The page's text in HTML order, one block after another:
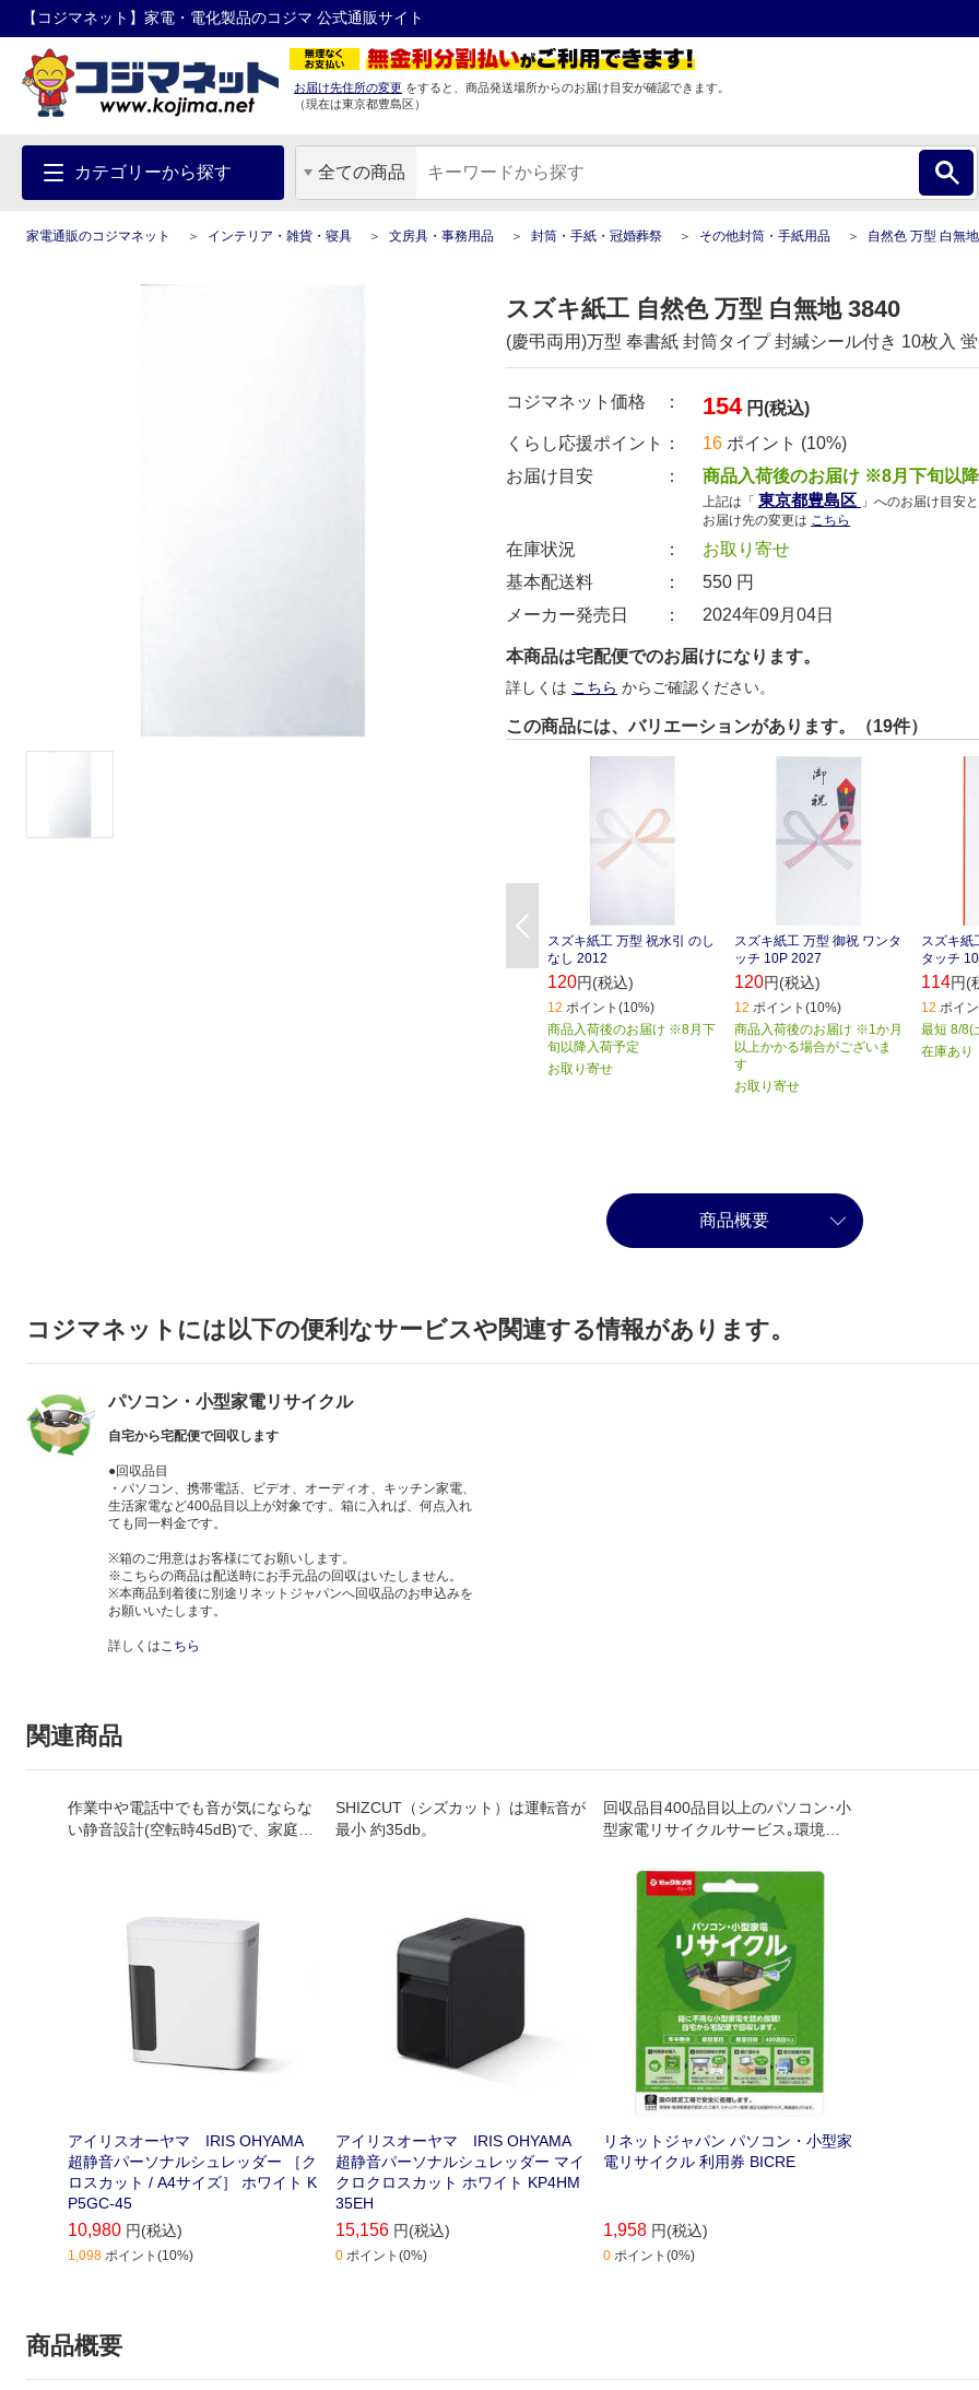
【コジマネット】家電・電化製品のコジマ 公式通販サイト
お届け先住所の変更 をすると、商品発送場所からのお届け目安が確認できます。
（現在は東京都豊島区）
カテゴリーから探す 全ての商品
家電通販のコジマネット インテリア・雑貨・寝具 文房具・事務用品 封筒・手紙・冠婚葬祭 その他封筒・手紙用品 自然色 万型 白無地
スズキ紙工 自然色 万型 白無地 3840
(慶弔両用)万型 奉書紙 封筒タイプ 封緘シール付き 10枚入
コジマネット価格 ： 154 円(税込)
くらし応援ポイント：
16 ポイント (10%)
お届け目安 ：
商品入荷後のお届け ※8月下旬以
上記は「 東京都豊島区 」へのお届け目安
お届け先の変更は こちら
在庫状況 ：
お取り寄せ
基本配送料 ：
550 円
メーカー発売日 ：
2024年09月04日
本商品は宅配便でのお届けになります。
詳しくは こちら からご確認ください。
この商品には、バリエーションがあります。（19件）
Previous
スズキ紙工 万型 祝水引 のし
なし 2012
120円(税込)
12 ポイント(10%)
商品入荷後のお届け ※8月下
旬以降入荷予定
お取り寄せ
スズキ紙工 万型 御祝 ワンタ
ッチ 10P 2027
120円(税込)
12 ポイント(10%)
商品入荷後のお届け ※1か月
以上かかる場合がございま
す
お取り寄せ
スズキ紙
タッチ
114円(
12 ポイ
最短 8/8(
在庫あり
商品概要
コジマネットには以下の便利なサービスや関連する情報があります。
パソコン・小型家電リサイクル
自宅から宅配便で回収します
●回収品目
・パソコン、携帯電話、ビデオ、オーディオ、キッチン家電、
生活家電など400品目以上が対象です。箱に入れば、何点入れ
ても同一料金です。
※箱のご用意はお客様にてお願いします。
※こちらの商品は配送時にお手元品の回収はいたしません。
※本商品到着後に別途リネットジャパンへ回収品のお申込みを
お願いいたします。
詳しくは こちら
関連商品
作業中や電話中でも音が気にならな
い静音設計(空転時45dB)で、家庭や
アイリスオーヤマ IRIS OHYAMA
超静音パーソナルシュレッダー ［ク
ロスカット / A4サイズ］ ホワイト K
P5GC-45
10,980 円(税込)
1,098 ポイント(10%)
SHIZCUT（シズカット）は運転音が
最小 約35db。
アイリスオーヤマ IRIS OHYAMA
超静音パーソナルシュレッダー マイ
クロクロスカット ホワイト KP4HM
35EH
15,156 円(税込)
0 ポイント(0%)
回収品目400品目以上のパソコン･小
型家電リサイクルサービス｡環境省･
ュリティ管理･適正な処理が行われ､
再資源化されます｡年中無休｡自宅か
ら宅配便で回収します｡
リネットジャパン パソコン・小型家
電リサイクル 利用券 BICRE
1,958 円(税込)
0 ポイント(0%)
商品概要